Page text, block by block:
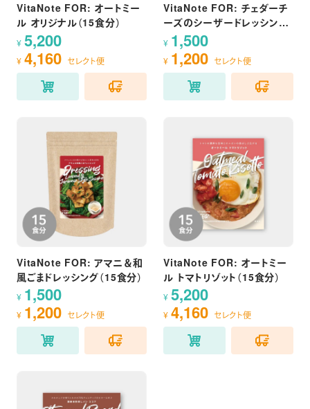
VitaNote FOR: オートミー
ル オリジナル（15食分）
¥ 5,200
¥ 4,160 セレクト便
VitaNote FOR: チェダーチ
ーズのシーザードレッシング
（15食分）
¥ 1,500
¥ 1,200 セレクト便
VitaNote FOR: アマニ＆和
風ごまドレッシング（15食分）
¥ 1,500
¥ 1,200 セレクト便
VitaNote FOR: オートミー
ル トマトリゾット（15食分）
¥ 5,200
¥ 4,160 セレクト便